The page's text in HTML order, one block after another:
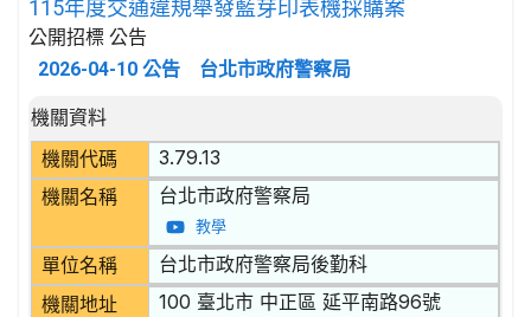
115年度交通違規舉發藍芽印表機採購案
公開招標 公告
2026-04-10 公告 台北市政府警察局
招標公告詳細內容
機關資料
機關代碼
3.79.13
機關名稱 台北市政府警察局
教學
單位名稱 台北市政府警察局後勤科
機關地址 100 臺北市 中正區 延平南路96號